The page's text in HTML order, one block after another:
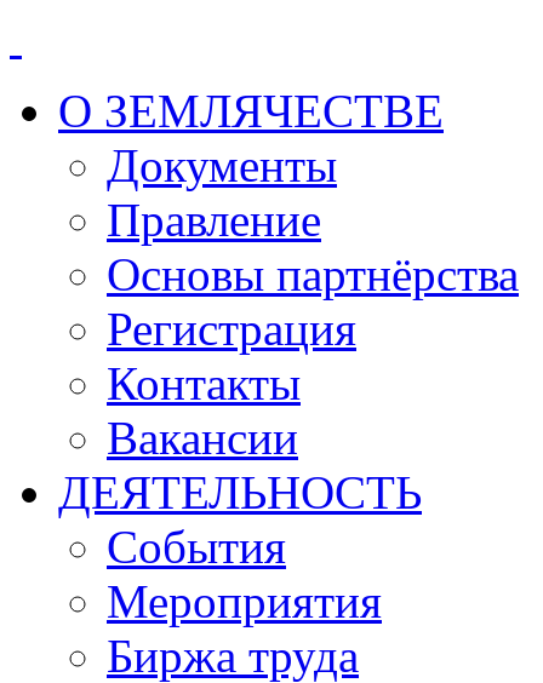
О ЗЕМЛЯЧЕСТВЕ
Документы
Правление
Основы партнёрства
Регистрация
Контакты
Вакансии
ДЕЯТЕЛЬНОСТЬ
События
Мероприятия
Биржа труда